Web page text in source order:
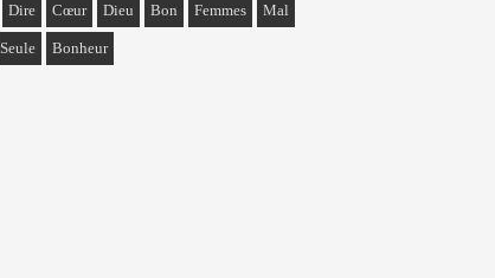
Dire Cœur Dieu Bon Femmes Mal
Seule Bonheur